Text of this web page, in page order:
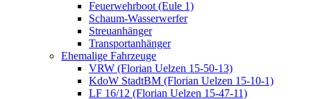
Feuerwehrboot (Eule 1)
Schaum-Wasserwerfer
Streuanhänger
Transportanhänger
Ehemalige Fahrzeuge
VRW (Florian Uelzen 15-50-13)
KdoW StadtBM (Florian Uelzen 15-10-1)
LF 16/12 (Florian Uelzen 15-47-11)